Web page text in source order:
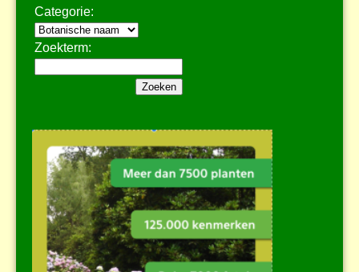
Categorie:
Zoekterm: